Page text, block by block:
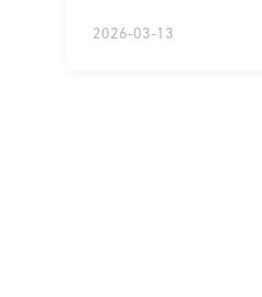
2026-03-13